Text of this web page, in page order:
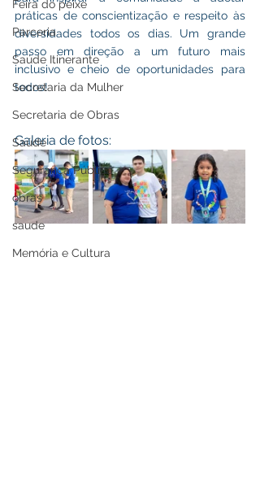
Feira do peixe
Parceria
Saúde Itinerante
Secretaria da Mulher
Secretaria de Obras
Saúde
Segurança Pública
obras
saude
Memória e Cultura
práticas de conscientização e respeito às
diversidades todos os dias. Um grande
passo em direção a um futuro mais
inclusivo e cheio de oportunidades para
todos!
Galeria de fotos: